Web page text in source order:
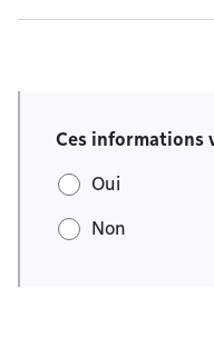
Ces informations
Oui
Non